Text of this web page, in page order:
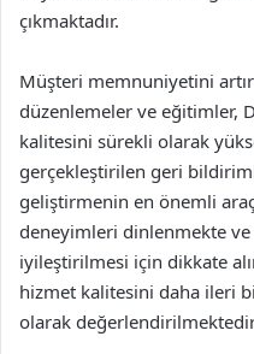
çıkmaktadır.
Müşteri memnuniyetini
düzenlemeler ve eğitimler,
kalitesini sürekli olarak
gerçekleştirilen geri
geliştirmenin en önemli
deneyimleri dinlenmekte
iyileştirilmesi için dikkate
hizmet kalitesini daha ileri
olarak